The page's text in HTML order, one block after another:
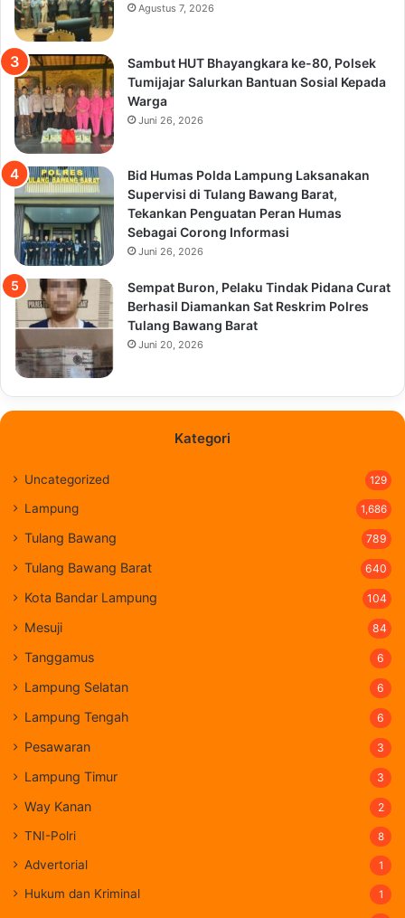
Agustus 7, 2026
Sambut HUT Bhayangkara ke-80, Polsek
Tumijajar Salurkan Bantuan Sosial Kepada
Warga
Juni 26, 2026
Bid Humas Polda Lampung Laksanakan
Supervisi di Tulang Bawang Barat,
Tekankan Penguatan Peran Humas
Sebagai Corong Informasi
Juni 26, 2026
Sempat Buron, Pelaku Tindak Pidana Curat
Berhasil Diamankan Sat Reskrim Polres
Tulang Bawang Barat
Juni 20, 2026
Kategori
Uncategorized 129
Lampung 1,686
Tulang Bawang 789
Tulang Bawang Barat 640
Kota Bandar Lampung 104
Mesuji 84
Tanggamus 6
Lampung Selatan 6
Lampung Tengah 6
Pesawaran 3
Lampung Timur 3
Way Kanan 2
TNI-Polri 8
Advertorial 1
Hukum dan Kriminal 1